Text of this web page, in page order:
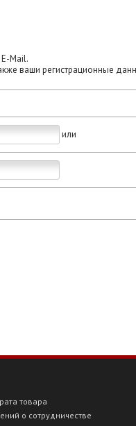
Mail.
ваши регистрационные
или
товара
о сотрудничестве